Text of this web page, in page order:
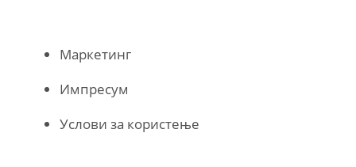
Маркетинг
Импресум
Услови за користење